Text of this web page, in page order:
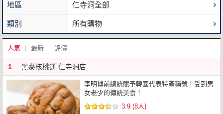
地區
仁寺洞全部
類別 所有購物
人氣 最新 評價
1 黑麥核桃餅 仁寺洞店
李明博前總統賦予韓國代表特產稱號！受到男
女老少的傳統美食！
3.9 (8人)